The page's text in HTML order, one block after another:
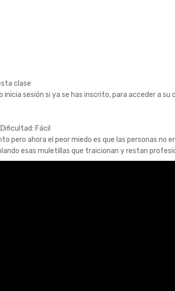
clase
inicia sesión si ya se has inscrito, para acceder a su
Dificultad: Fácil
pero ahora el peor miedo es que las personas
esas muletillas que traicionan y restan